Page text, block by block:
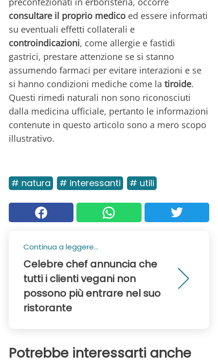
consultare il proprio medico ed essere informati
su eventuali effetti collaterali e
controindicazioni, come allergie e fastidi
gastrici, prestare attenzione se si stanno
assumendo farmaci per evitare interazioni e se
si hanno condizioni mediche come la tiroide.
Questi rimedi naturali non sono riconosciuti
dalla medicina ufficiale, pertanto le informazioni
contenute in questo articolo sono a mero scopo
illustrativo.
# natura # interessanti # utili
Continua a leggere...
Celebre chef annuncia che
tutti i clienti vegani non
possono più entrare nel suo
ristorante
Potrebbe interessarti anche